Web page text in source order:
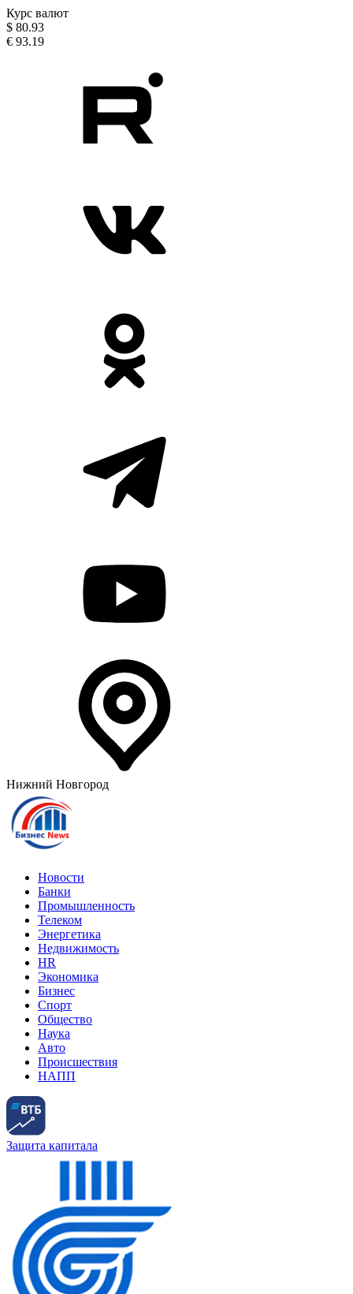
Курс валют
$ 80.93
€ 93.19
Нижний Новгород
Новости
Банки
Промышленность
Телеком
Энергетика
Недвижимость
HR
Экономика
Бизнес
Спорт
Общество
Наука
Авто
Происшествия
НАПП
Защита капитала